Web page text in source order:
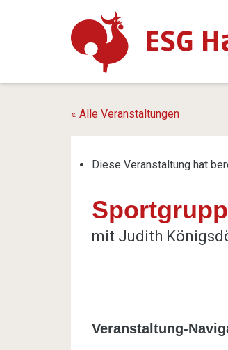
ESG
« Alle Veranstaltungen
Diese Veranstaltung hat
mit Judith
Veranstaltung-